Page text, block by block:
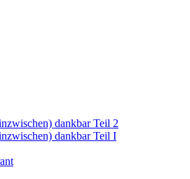
dankbar Teil 2
dankbar Teil I